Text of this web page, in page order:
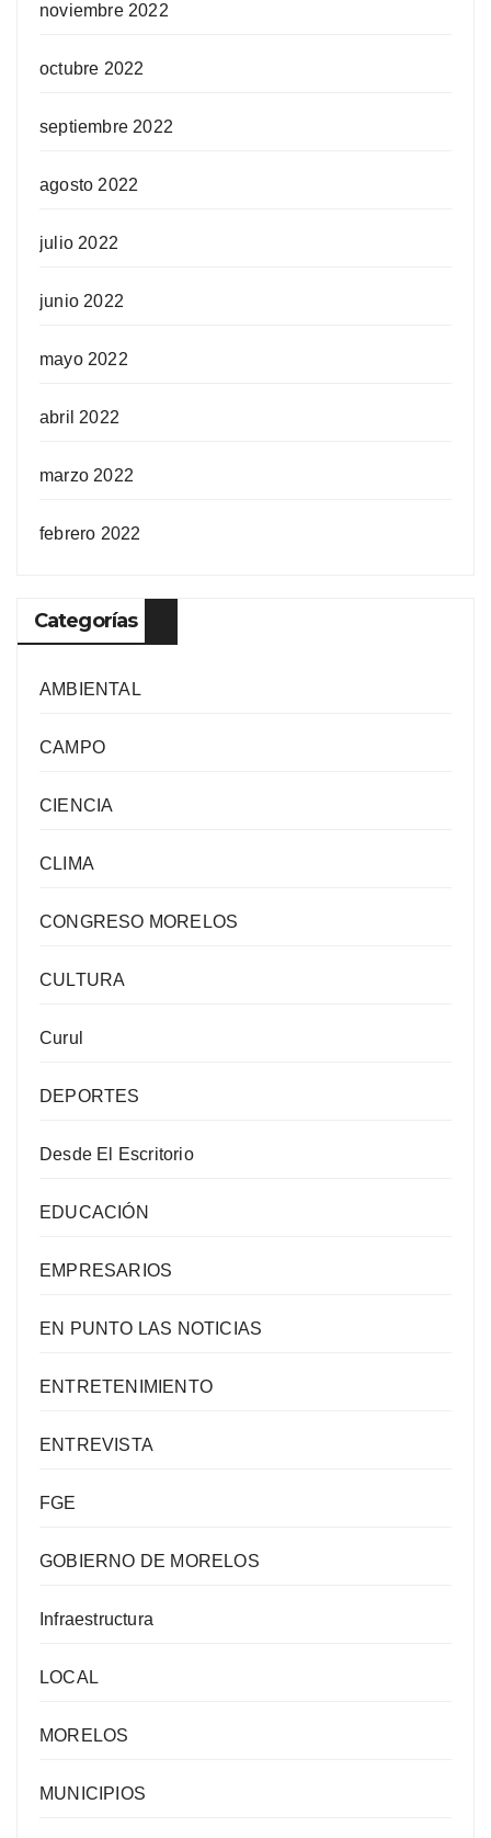
noviembre 2022
octubre 2022
septiembre 2022
agosto 2022
julio 2022
junio 2022
mayo 2022
abril 2022
marzo 2022
febrero 2022
Categorías
AMBIENTAL
CAMPO
CIENCIA
CLIMA
CONGRESO MORELOS
CULTURA
Curul
DEPORTES
Desde El Escritorio
EDUCACIÓN
EMPRESARIOS
EN PUNTO LAS NOTICIAS
ENTRETENIMIENTO
ENTREVISTA
FGE
GOBIERNO DE MORELOS
Infraestructura
LOCAL
MORELOS
MUNICIPIOS